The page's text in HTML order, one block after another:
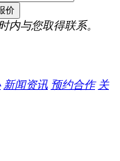
内与您取得联系。
新闻资讯 预约合作 关